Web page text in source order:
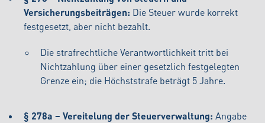
Versicherungsbeiträgen: Die Steuer wurde korrekt
festgesetzt, aber nicht bezahlt.
Die strafrechtliche Verantwortlichkeit tritt bei
Nichtzahlung über einer gesetzlich festgelegten
Grenze ein; die Höchststrafe beträgt 5 Jahre.
§ 278a – Vereitelung der Steuerverwaltung: Angabe